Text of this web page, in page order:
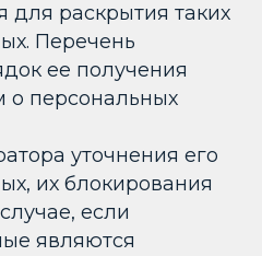
для раскрытия таких
Перечень
ее получения
о персональных
уточнения его
их блокирования
если
являются